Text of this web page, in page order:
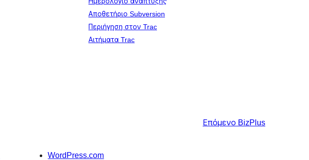
Αποθετήριο Subversion
Περιήγηση στον Trac
Αιτήματα Trac
Επόμενο BizPlus
WordPress.com